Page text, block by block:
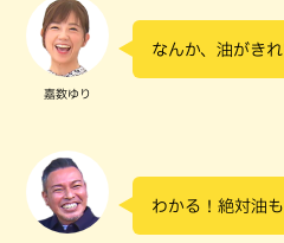
嘉数ゆり
なんか、油がき
わかる！絶対油